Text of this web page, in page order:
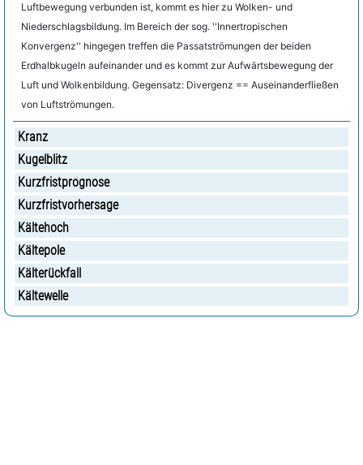
Luftbewegung verbunden ist, kommt es hier zu Wolken- und
Niederschlagsbildung. Im Bereich der sog. ''Innertropischen
Konvergenz'' hingegen treffen die Passatströmungen der beiden
Erdhalbkugeln aufeinander und es kommt zur Aufwärtsbewegung der
Luft und Wolkenbildung. Gegensatz: Divergenz == Auseinanderfließen
von Luftströmungen.
Kranz
Kugelblitz
Kurzfristprognose
Kurzfristvorhersage
Kältehoch
Kältepole
Kälterückfall
Kältewelle